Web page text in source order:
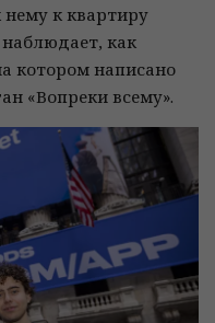
к квартиру
как
котором написано
«Вопреки всему».